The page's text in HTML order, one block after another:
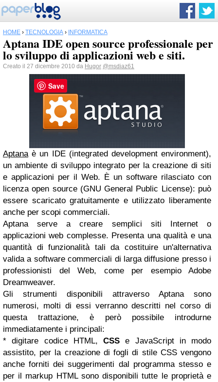
HOME › TECNOLOGIA › INFORMATICA
Aptana IDE open source professionale per
lo sviluppo di applicazioni web e siti.
Creato il 27 dicembre 2010 da Hugor @msdiaz61
Aptanaè un IDE (integrated development environment),
un ambiente di sviluppo integrato per la creazione di siti
e applicazioni per il Web. È un software rilasciato con
licenza open source (GNU General Public License): può
essere scaricato gratuitamente e utilizzato liberamente
anche per scopi commerciali.
Aptana serve a creare semplici siti Internet o
applicazioni web complesse. Presenta una qualità e una
quantità di funzionalità tali da costituire un'alternativa
valida a software commerciali di larga diffusione presso i
professionisti del Web, come per esempio Adobe
Dreamweaver.
Gli strumenti disponibili attraverso Aptana sono
numerosi, molti di essi verranno descritti nel corso di
questa trattazione, è però possibile introdurne
immediatamente i principali:
* digitare codice HTML, CSS e JavaScript in modo
assistito, per la creazione di fogli di stile CSS vengono
anche forniti dei suggerimenti dal programma stesso e
per il markup HTML sono disponibili tutte le proprietà e
Save